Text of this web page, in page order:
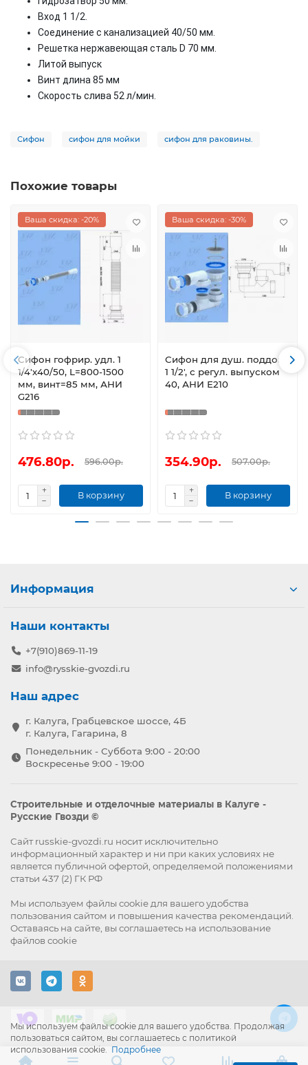
Вход 1 1/2.
Соединение с канализацией 40/50 мм.
Решетка нержавеющая сталь D 70 мм.
Литой выпуск
Винт длина 85 мм
Скорость слива 52 л/мин.
Сифон сифон для мойки сифон для раковины.
Похожие товары
Ваша скидка: -20%
Сифон гофрир. удл. 1
1/4'х40/50, L=800-1500
мм, винт=85 мм, АНИ
G216
476.80р. 596.00р.
В корзину
Ваша скидка: -30%
Сифон для душ. поддона
1 1/2', с регул. выпуском
40, АНИ Е210
354.90р. 507.00р.
В корзину
Мы используем файлы cookie для вашего удобства. Продолжая
пользоваться сайтом, вы соглашаетесь с политикой
использования cookie. Подробнее
Информация
Наши контакты
+7(910)869-11-19
info@rysskie-gvozdi.ru
Наш адрес
г. Калуга, Грабцевское шоссе, 4Б
г. Калуга, Гагарина, 8
Понедельник - Суббота 9:00 - 20:00
Воскресенье 9:00 - 19:00
Строительные и отделочные материалы в Калуге -
Русские Гвозди ©
Сайт russkie-gvozdi.ru носит исключительно
информационный характер и ни при каких условиях не
является публичной офертой, определяемой положениями
статьи 437 (2) ГК РФ
Мы используем файлы cookie для вашего удобства
пользования сайтом и повышения качества рекомендаций.
Оставаясь на сайте, вы соглашаетесь на использование
файлов cookie